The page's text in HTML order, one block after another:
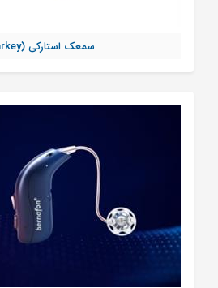
سمعک استارکی (Starkey)